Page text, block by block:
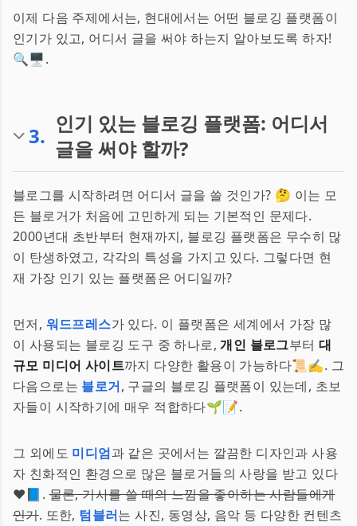
이제 다음 주제에서는, 현대에서는 어떤 블로깅 플랫폼이
인기가 있고, 어디서 글을 써야 하는지 알아보도록 하자!
🔍🖥.
3. 인기 있는 블로깅 플랫폼: 어디서
글을 써야 할까?
블로그를 시작하려면 어디서 글을 쓸 것인가? 🤔 이는 모
든 블로거가 처음에 고민하게 되는 기본적인 문제다.
2000년대 초반부터 현재까지, 블로깅 플랫폼은 무수히 많
이 탄생하였고, 각각의 특성을 가지고 있다. 그렇다면 현
재 가장 인기 있는 플랫폼은 어디일까?
먼저, 워드프레스가 있다. 이 플랫폼은 세계에서 가장 많
이 사용되는 블로깅 도구 중 하나로,개인 블로그부터대
규모 미디어 사이트까지 다양한 활용이 가능하다📜✍️. 그
다음으로는 블로거, 구글의 블로깅 플랫폼이 있는데, 초보
자들이 시작하기에 매우 적합하다🌱📝.
그 외에도 미디엄과 같은 곳에서는 깔끔한 디자인과 사용
자 친화적인 환경으로 많은 블로거들의 사랑을 받고 있다
❤️📘.물론, 기사를 쓸 때의 느낌을 좋아하는 사람들에게
인기. 또한, 텀블러는 사진, 동영상, 음악 등 다양한 컨텐츠